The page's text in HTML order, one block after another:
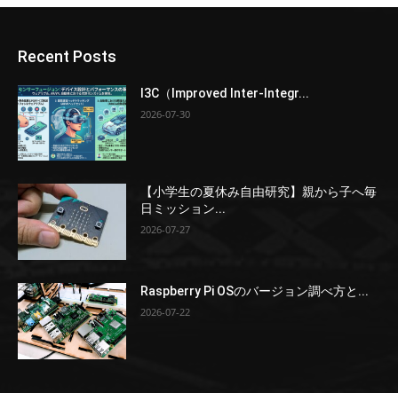
Recent Posts
I3C（Improved Inter-Integr...
2026-07-30
【小学生の夏休み自由研究】親から子へ毎
日ミッション...
2026-07-27
Raspberry Pi OSのバージョン調べ方と...
2026-07-22